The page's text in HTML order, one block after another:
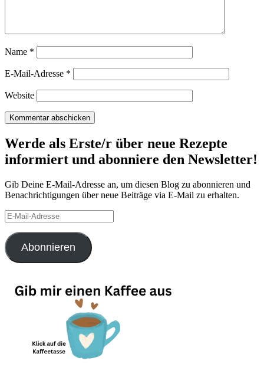
Name *
E-Mail-Adresse *
Website
Werde als Erste/r über neue Rezepte
informiert und abonniere den Newsletter!
Gib Deine E-Mail-Adresse an, um diesen Blog zu abonnieren und
Benachrichtigungen über neue Beiträge via E-Mail zu erhalten.
E-
Mail-
Adresse
Abonnieren